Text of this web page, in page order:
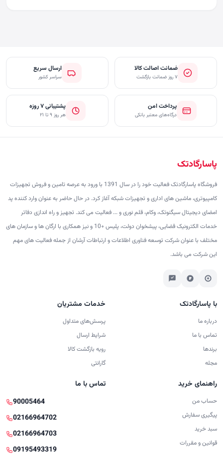
ضمانت اصالت کالا
۷ روز ضمانت بازگشت
ارسال سریع
سراسر کشور
پرداخت امن
درگاه‌های معتبر بانکی
پشتیبانی ۷ روزه
هر روز ۹ تا ۲۱
پاسارگادتک
فروشگاه پاسارگادتک فعالیت خود را در سال 1391 با ورود به عرصه تامین و فروش تجهیزات
کامپیوتری، ماشین های اداری و تجهیزات شبکه آغاز کرد. در حال حاضر به عنوان وارد کننده پد
امضای دیجیتال سیگنوتک، وکام، قلم نوری و ... فعالیت می کند. تجهیز و راه اندازی دفاتر
خدمات الکترونیک قضایی، پیشخوان دولت، پلیس +10 و نیز همکاری با ارگان ها و سازمان های
مختلف با عنوان شرکت توسعه فناوری اطلاعات و ارتباطات آرشان از جمله فعالیت های مهم
این شرکت می باشد.
با پاسارگادتک
درباره ما
تماس با ما
برندها
مجله
خدمات مشتریان
پرسش‌های متداول
شرایط ارسال
رویه بازگشت کالا
گارانتی
راهنمای خرید
حساب من
پیگیری سفارش
سبد خرید
قوانین و مقررات
تماس با ما
90005464
02166964702
02166964703
09195493319